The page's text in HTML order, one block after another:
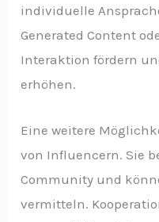
individuelle
Generated Content
Interaktion fördern
erhöhen.
Eine weitere
von Influencern. Sie
Community und
vermitteln.